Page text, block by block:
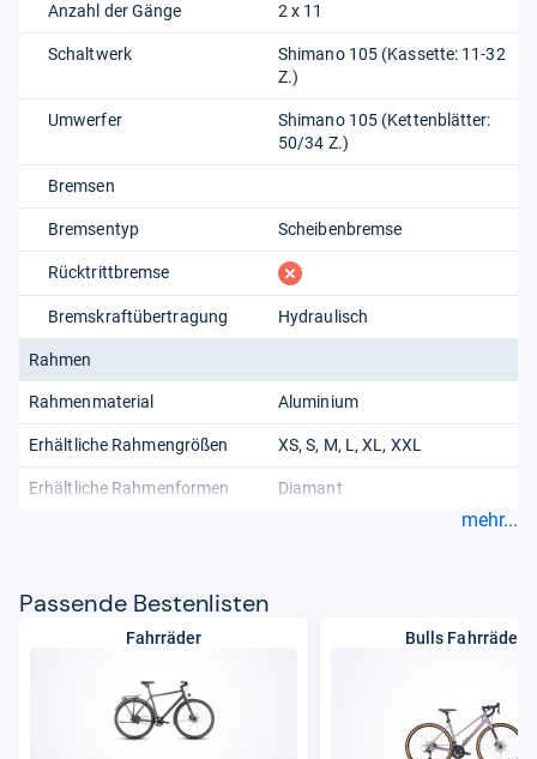
Anzahl der Gänge 2 x 11
Schaltwerk
Shimano 105 (Kassette: 11-32
Z.)
Umwerfer
Shimano 105 (Kettenblätter:
50/34 Z.)
Bremsen
Bremsentyp Scheibenbremse
Rücktrittbremse fehlt
Bremskraftübertragung Hydraulisch
Rahmen
Rahmenmaterial Aluminium
Erhältliche Rahmengrößen XS, S, M, L, XL, XXL
Erhältliche Rahmenformen Diamant
mehr...
Pas­sende Bes­ten­lis­ten
Fahrräder Bulls Fahrräder